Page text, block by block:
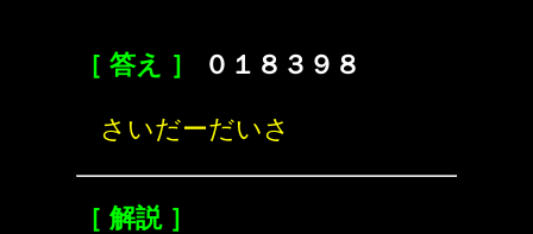
［ 答え ］ ０１８３９８
さいだーだいさ
［ 解説 ］